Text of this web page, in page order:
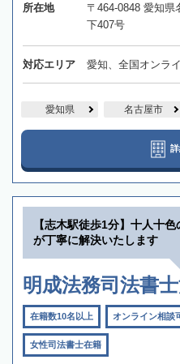
所在地
〒464-0848 愛知県
下407号
対応エリア 愛知、全国オンラ
愛知県 名古屋市
【志木駅徒歩1分】十人十
が丁寧に解決いたします
明成法務司法書
在籍数10名以上 オンライン相談
女性司法書士在籍